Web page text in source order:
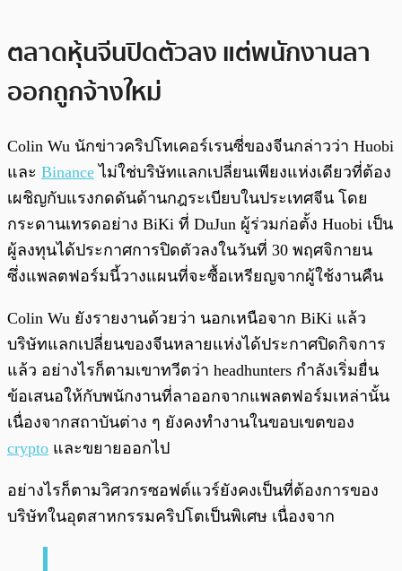
ตลาดหุ้นจีนปิดตัวลง แต่พนักงานลา
ออกถูกจ้างใหม่
Colin Wu นักข่าวคริปโทเคอร์เรนซี่ของจีนกล่าวว่า Huobi
และ Binance ไม่ใช่บริษัทแลกเปลี่ยนเพียงแห่งเดียวที่ต้อง
เผชิญกับแรงกดดันด้านกฎระเบียบในประเทศจีน โดย
กระดานเทรดอย่าง BiKi ที่ DuJun ผู้ร่วมก่อตั้ง Huobi เป็น
ผู้ลงทุนได้ประกาศการปิดตัวลงในวันที่ 30 พฤศจิกายน
ซึ่งแพลตฟอร์มนี้วางแผนที่จะซื้อเหรียญจากผู้ใช้งานคืน
Colin Wu ยังรายงานด้วยว่า นอกเหนือจาก BiKi แล้ว
บริษัทแลกเปลี่ยนของจีนหลายแห่งได้ประกาศปิดกิจการ
แล้ว อย่างไรก็ตามเขาทวีตว่า headhunters กำลังเริ่มยื่น
ข้อเสนอให้กับพนักงานที่ลาออกจากแพลตฟอร์มเหล่านั้น
เนื่องจากสถาบันต่าง ๆ ยังคงทำงานในขอบเขตของ
crypto และขยายออกไป
อย่างไรก็ตามวิศวกรซอฟต์แวร์ยังคงเป็นที่ต้องการของ
บริษัทในอุตสาหกรรมคริปโตเป็นพิเศษ เนื่องจาก